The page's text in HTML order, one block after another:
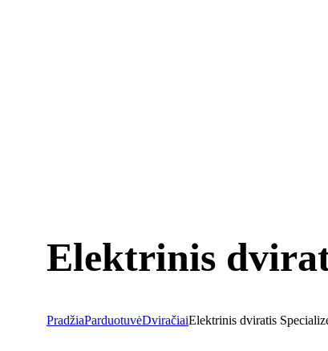
Elektrinis
PradžiaParduotuvėDviračiaiElektrinis dviratis